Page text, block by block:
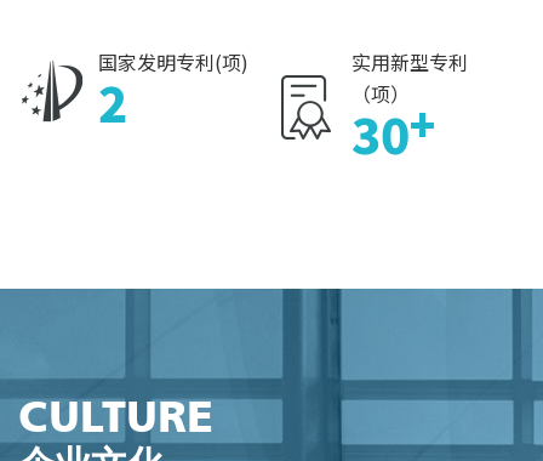
国家发明专利(项)
2
实用新型专利
（项）
30+
CULTURE